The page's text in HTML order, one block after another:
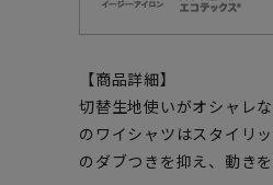
【商品詳細】
切替生地使いがオシャレ
のワイシャツはスタイリ
のダブつきを抑え、動き